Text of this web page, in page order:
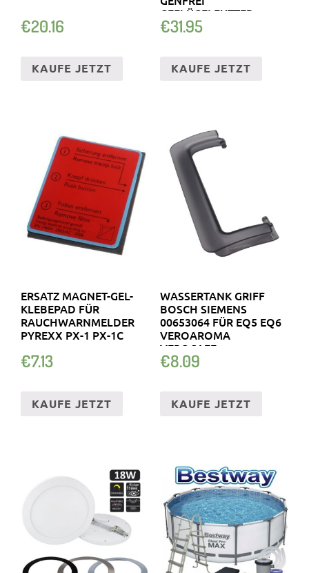
€20.16
KAUFE JETZT
GEFLÜGELFUTTER
€31.95
KAUFE JETZT
ERSATZ MAGNET-GEL-
KLEBEPAD FÜR
RAUCHWARNMELDER
PYREXX PX-1 PX-1C
€7.13
KAUFE JETZT
WASSERTANK GRIFF
BOSCH SIEMENS
00653064 FÜR EQ5 EQ6
VEROAROMA
VEROCAFE
€8.09
KAUFE JETZT